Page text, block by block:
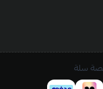
سلة